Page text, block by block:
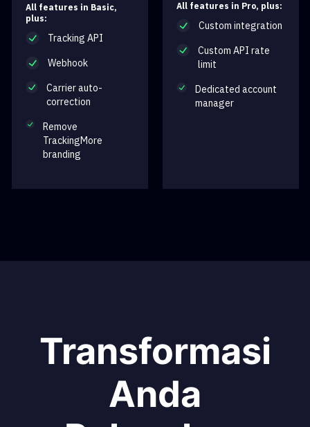
All features in Basic,
plus:
Tracking API
Webhook
Carrier auto-
correction
Remove
TrackingMore
branding
All features in Pro, plus:
Custom integration
Custom API rate
limit
Dedicated account
manager
Transformasi
Anda